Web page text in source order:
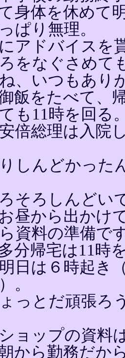
身体を休めて
ぱり無理。
アドバイスを
をなぐさめて
、いつもあり
飯をたべて、
も11時を回る
倍総理は入院
しんどかった
そろしんどい
昼から出かけ
資料の準備で
分帰宅は11時
日は６時起き
。
っとだ頑張ろ
ョップの資料
から勤務だか